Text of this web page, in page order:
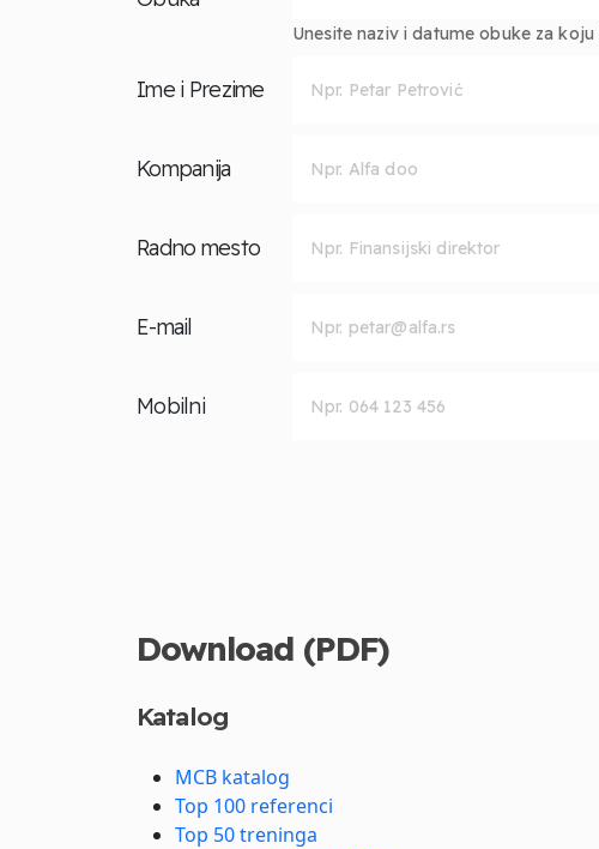
Unesite naziv i datume obuke za
Ime i Prezime
Kompanija
Radno mesto
E-mail
Mobilni
Download (PDF)
Katalog
MCB katalog
Top 100 referenci
Top 50 treninga